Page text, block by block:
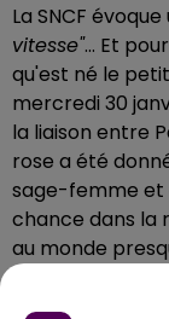
La SNCF évoque
vitesse"... Et
qu'est né le
mercredi 30
la liaison entre
rose a été
sage-femme et
chance dans la
au monde
maman et
secours en